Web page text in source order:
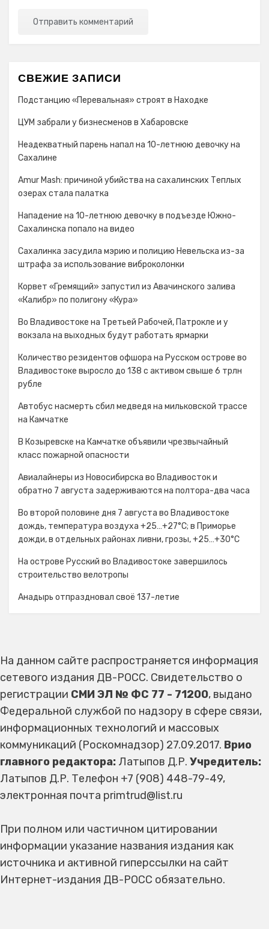
СВЕЖИЕ ЗАПИСИ
Подстанцию «Перевальная» строят в Находке
ЦУМ забрали у бизнесменов в Хабаровске
Неадекватный парень напал на 10-летнюю девочку на
Сахалине
Amur Mash: причиной убийства на сахалинских Теплых
озерах стала палатка
Нападение на 10-летнюю девочку в подъезде Южно-
Сахалинска попало на видео
Сахалинка засудила мэрию и полицию Невельска из-за
штрафа за использование виброколонки
Корвет «Гремящий» запустил из Авачинского залива
«Калибр» по полигону «Кура»
Во Владивостоке на Третьей Рабочей, Патрокле и у
вокзала на выходных будут работать ярмарки
Количество резидентов офшора на Русском острове во
Владивостоке выросло до 138 с активом свыше 6 трлн
рубле
Автобус насмерть сбил медведя на мильковской трассе
на Камчатке
В Козыревске на Камчатке объявили чрезвычайный
класс пожарной опасности
Авиалайнеры из Новосибирска во Владивосток и
обратно 7 августа задерживаются на полтора-два часа
Во второй половине дня 7 августа во Владивостоке
дождь, температура воздуха +25…+27°С; в Приморье
дожди, в отдельных районах ливни, грозы, +25…+30°C
На острове Русский во Владивостоке завершилось
строительство велотропы
Анадырь отпраздновал своё 137-летие
На данном сайте распространяется информация
сетевого издания ДВ-РОСС. Свидетельство о
регистрации СМИ ЭЛ № ФС 77 - 71200, выдано
Федеральной службой по надзору в сфере связи,
информационных технологий и массовых
коммуникаций (Роскомнадзор) 27.09.2017. Врио
главного редактора: Латыпов Д.Р. Учредитель:
Латыпов Д.Р. Телефон +7 (908) 448-79-49,
электронная почта primtrud@list.ru
При полном или частичном цитировании
информации указание названия издания как
источника и активной гиперссылки на сайт
Интернет-издания ДВ-РОСС обязательно.